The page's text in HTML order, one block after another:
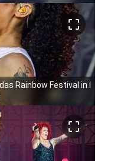
crop_free
Rainbow Festival in
crop_free